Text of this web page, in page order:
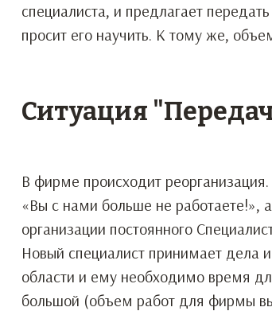
специалиста, и предлагает
просит его научить. К тому же,
Ситуация
В фирме происходит
«Вы с нами больше не работаете!»,
организации постоянного
Новый специалист принимает дела
области и ему необходимо время
большой (объем работ для фирмы